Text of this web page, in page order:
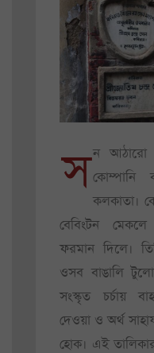
সন আঠারো
কোম্পানি
কলকাতা।
বেবিংটন
ফরমান দিলে।
ওসব বাঙালি
সংস্কৃত চর্চায়
দেওয়া ও অর্থ
হোক। এই